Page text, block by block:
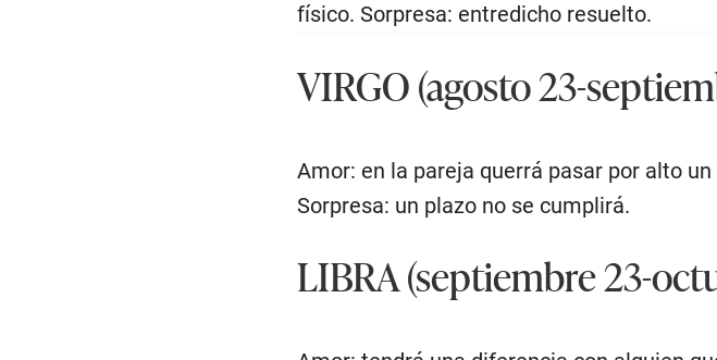
físico. Sorpresa: entredicho resuelto.
VIRGO (agosto 23-
Amor: en la pareja querrá pasar por alto
Sorpresa: un plazo no se cumplirá.
LIBRA (septiembre 23-